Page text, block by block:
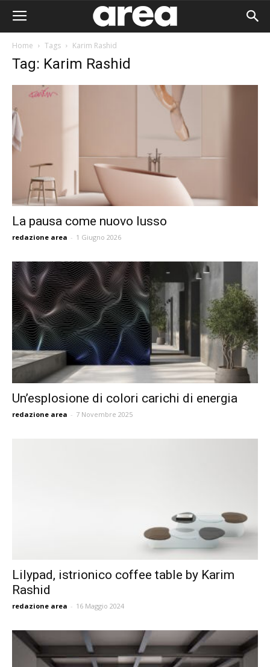
Home Tags Karim Rashid
Tag: Karim Rashid
La pausa come nuovo lusso
redazione area - 1 Giugno 2026
Un’esplosione di colori carichi di energia
redazione area - 7 Novembre 2025
Lilypad, istrionico coffee table by Karim
Rashid
redazione area - 16 Maggio 2024